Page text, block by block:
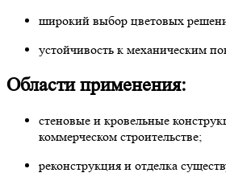
широкий выбор цветовых
устойчивость к механическим
Области применения:
стеновые и кровельные
коммерческом строительстве;
реконструкция и отделка